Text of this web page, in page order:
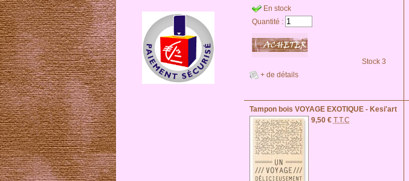
En stock
Quantité :
Stock 3
+ de détails
Tampon bois VOYAGE EXOTIQUE - Kesi'art
9,50 € T.T.C